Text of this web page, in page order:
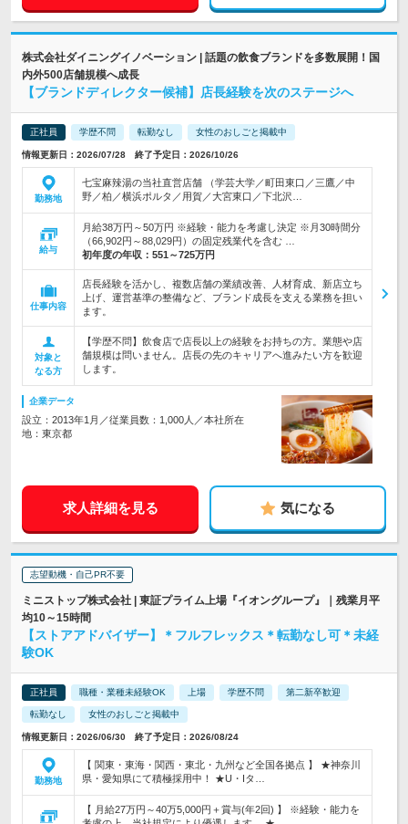
株式会社ダイニングイノベーション | 話題の飲食ブランドを多数展開！国
内外500店舗規模へ成長
【ブランドディレクター候補】店長経験を次のステージへ
正社員 学歴不問 転勤なし 女性のおしごと掲載中
情報更新日：2026/07/28 終了予定日：2026/10/26
勤務地
七宝麻辣湯の当社直営店舗 （学芸大学／町田東口／三鷹／中
野／柏／横浜ポルタ／用賀／大宮東口／下北沢…
給与
月給38万円～50万円 ※経験・能力を考慮し決定 ※月30時間分
（66,902円～88,029円）の固定残業代を含む …
初年度の年収： 551～725万円
仕事内容
店長経験を活かし、複数店舗の業績改善、人材育成、新店立ち
上げ、運営基準の整備など、ブランド成長を支える業務を担い
ます。
対象と
なる方
【学歴不問】飲食店で店長以上の経験をお持ちの方。業態や店
舗規模は問いません。店長の先のキャリアへ進みたい方を歓迎
します。
企業データ
設立：2013年1月／従業員数：1,000人／本社所在
地：東京都
求人詳細を見る 気になる
志望動機・自己PR不要
ミニストップ株式会社 | 東証プライム上場『イオングループ』｜残業月平
均10～15時間
【ストアアドバイザー】＊フルフレックス＊転勤なし可＊未経
験OK
正社員 職種・業種未経験OK 上場 学歴不問 第二新卒歓迎
転勤なし 女性のおしごと掲載中
情報更新日：2026/06/30 終了予定日：2026/08/24
勤務地
【 関東・東海・関西・東北・九州など全国各拠点 】 ★神奈川
県・愛知県にて積極採用中！ ★U・Iタ…
【 月給27万円～40万5,000円＋賞与(年2回) 】 ※経験・能力を